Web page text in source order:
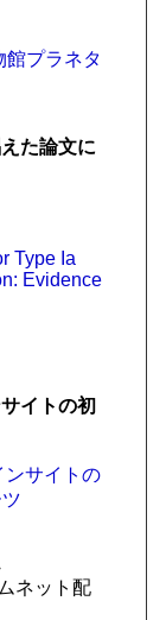
館プラネタ
た論文に
Type Ia
Evidence
イトの初
ンサイトの
ネット配